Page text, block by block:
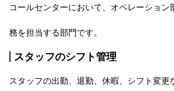
コールセンターにおいて、オペレーション
務を担当する部門です。
スタッフのシフト管理
スタッフの出勤、退勤、休暇、シフト変更